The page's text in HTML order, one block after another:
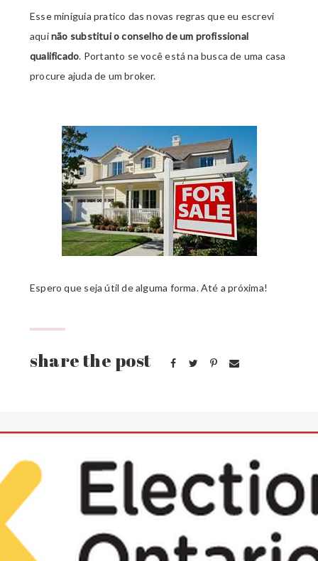
Esse miniguia pratico das novas regras que eu escrevi
aquinão substitui o conselho de um profissional
qualificado. Portanto se você está na busca de uma casa
procure ajuda de um broker.
Espero que seja útil de alguma forma. Até a próxima!